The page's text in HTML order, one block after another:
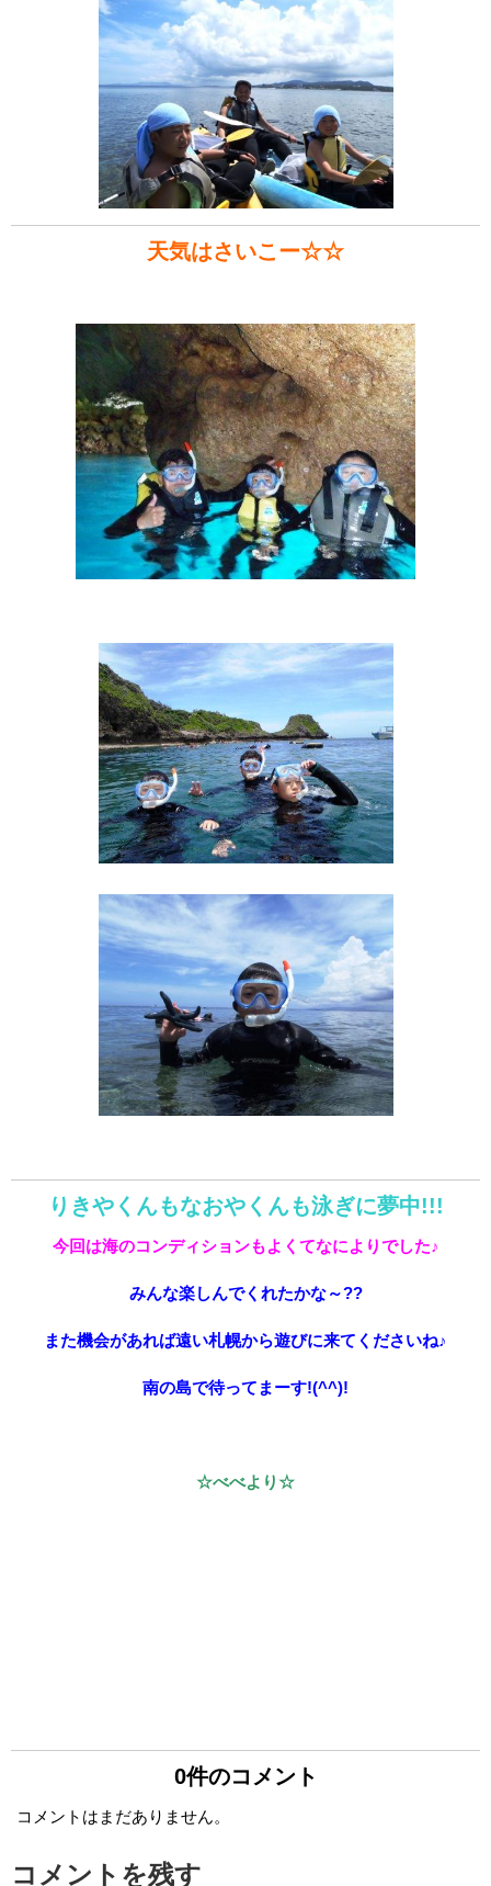
天気はさいこー☆☆
りきやくんもなおやくんも泳ぎに夢中!!!
今回は海のコンディションもよくてなによりでした♪
みんな楽しんでくれたかな～??
また機会があれば遠い札幌から遊びに来てくださいね♪
南の島で待ってまーす!(^^)!
☆べべより☆
0件のコメント
コメントはまだありません。
コメントを残す